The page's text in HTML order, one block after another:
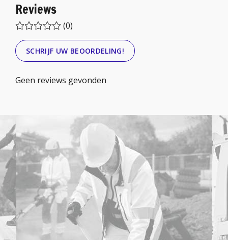
Reviews
(0)
SCHRIJF UW BEOORDELING!
Geen reviews gevonden